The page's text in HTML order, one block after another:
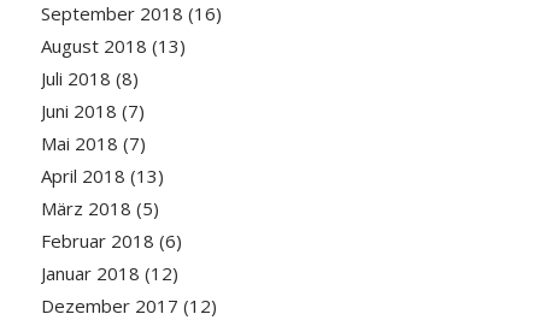
September 2018 (16)
August 2018 (13)
Juli 2018 (8)
Juni 2018 (7)
Mai 2018 (7)
April 2018 (13)
März 2018 (5)
Februar 2018 (6)
Januar 2018 (12)
Dezember 2017 (12)